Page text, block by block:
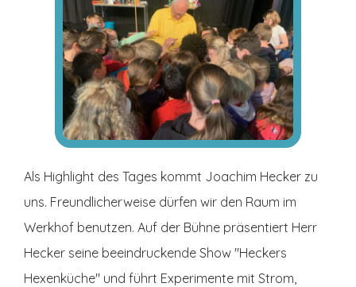
Als Highlight des Tages kommt Joachim Hecker zu
uns. Freundlicherweise dürfen wir den Raum im
Werkhof benutzen. Auf der Bühne präsentiert Herr
Hecker seine beeindruckende Show "Heckers
Hexenküche" und führt Experimente mit Strom,